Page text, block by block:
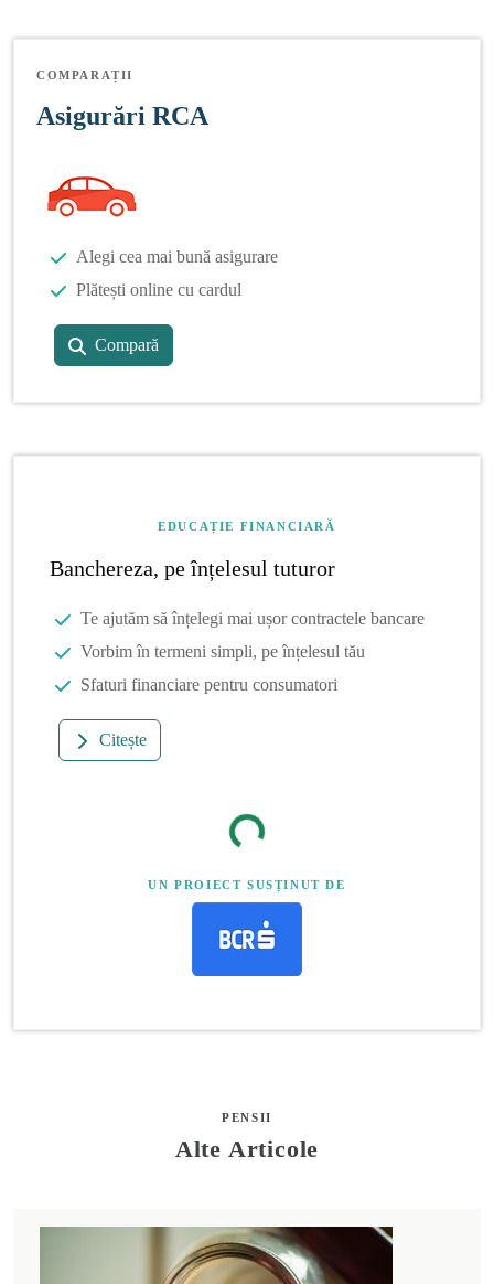
COMPARAȚII
Asigurări RCA
Alegi cea mai bună asigurare
Plătești online cu cardul
Compară
EDUCAȚIE FINANCIARĂ
Banchereza, pe înțelesul tuturor
Te ajutăm să înțelegi mai ușor contractele bancare
Vorbim în termeni simpli, pe înțelesul tău
Sfaturi financiare pentru consumatori
Citește
UN PROIECT SUSȚINUT DE
PENSII
Alte Articole